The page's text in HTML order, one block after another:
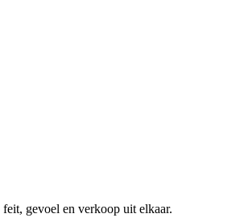
gevoel en verkoop uit elkaar.